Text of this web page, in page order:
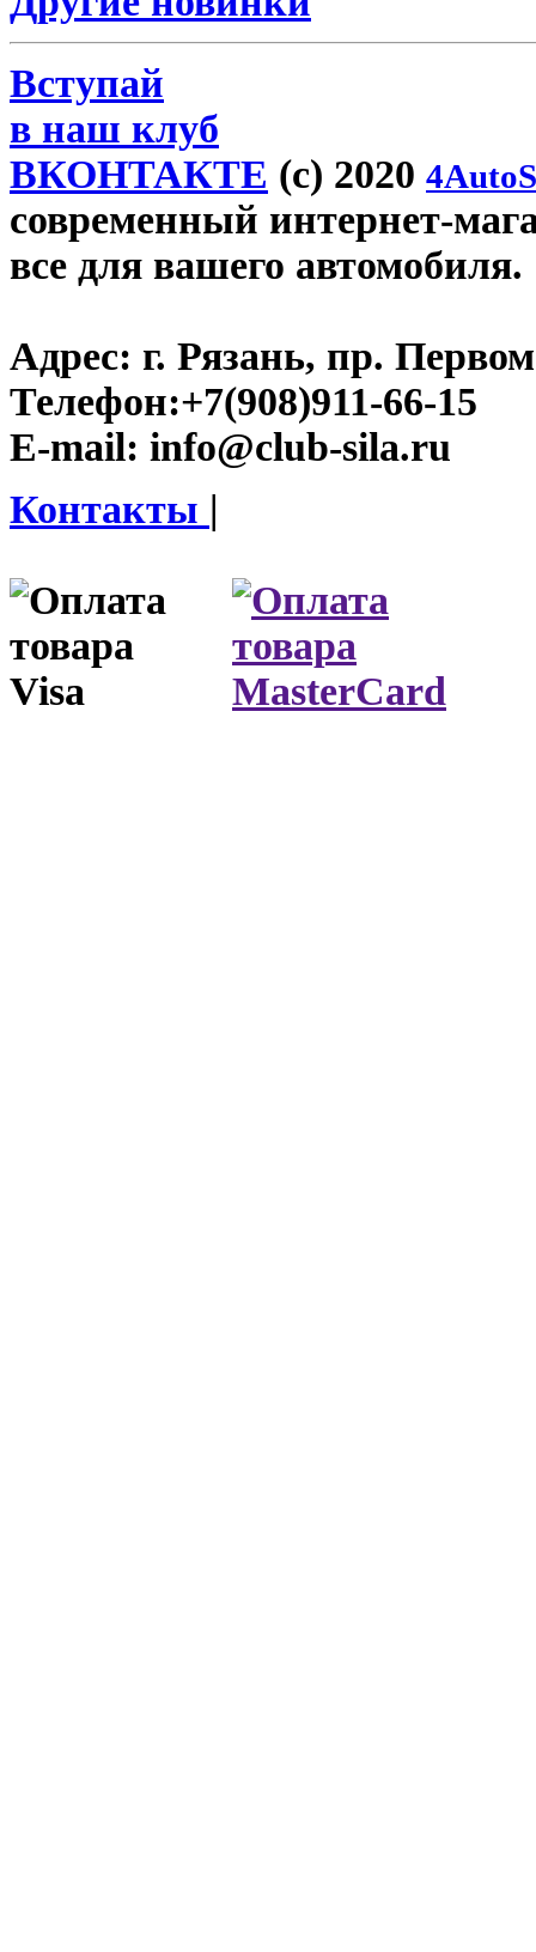
Вступай
в наш клуб
ВКОНТАКТЕ (c) 2020
современный интернет-
все для вашего автомобиля.
Адрес: г. Рязань, пр.
Телефон:+7(908)911-66-15
E-mail: info@club-sila.ru
Контакты |